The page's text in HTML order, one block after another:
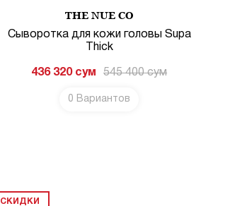
THE NUE CO
Сыворотка для кожи головы Supa
Thick
436 320сум 545 400сум
0 Вариантов
СКИДКИ